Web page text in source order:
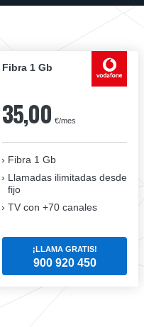
Fibra 1 Gb
35,00 €/mes
Fibra 1 Gb
Llamadas ilimitadas desde
fijo
TV con +70 canales
¡LLAMA GRATIS!
900 920 450